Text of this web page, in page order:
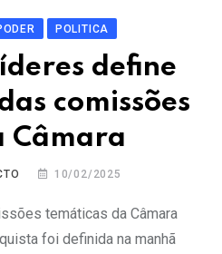
POLITICA
define
comissões
Câmara
10/02/2025
temáticas da Câmara
foi definida na manhã